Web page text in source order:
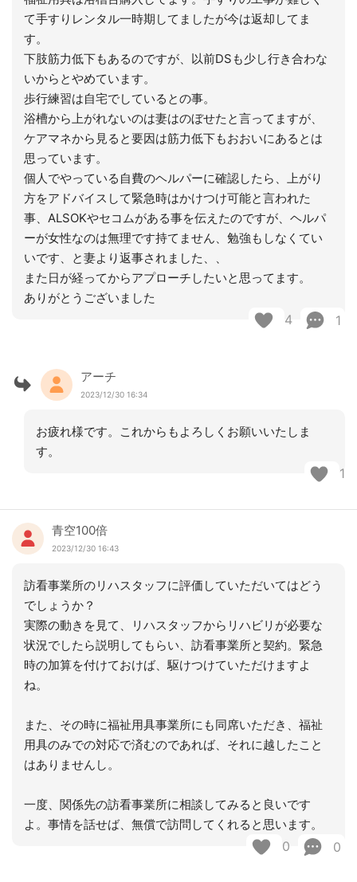
て手すりレンタル一時期してましたが今は返却してま
す。
下肢筋力低下もあるのですが、以前DSも少し行き合わな
いからとやめています。
歩行練習は自宅でしているとの事。
浴槽から上がれないのは妻はのぼせたと言ってますが、
ケアマネから見ると要因は筋力低下もおおいにあるとは
思っています。
個人でやっている自費のヘルパーに確認したら、上がり
方をアドバイスして緊急時はかけつけ可能と言われた
事、ALSOKやセコムがある事を伝えたのですが、ヘルパ
ーが女性なのは無理です持てません、勉強もしなくてい
いです、と妻より返事されました、、
また日が経ってからアプローチしたいと思ってます。
ありがとうございました
4 1
アーチ
2023/12/30 16:34
お疲れ様です。これからもよろしくお願いいたしま
す。
1
青空100倍
2023/12/30 16:43
訪看事業所のリハスタッフに評価していただいてはどう
でしょうか？
実際の動きを見て、リハスタッフからリハビリが必要な
状況でしたら説明してもらい、訪看事業所と契約。緊急
時の加算を付けておけば、駆けつけていただけますよ
ね。
また、その時に福祉用具事業所にも同席いただき、福祉
用具のみでの対応で済むのであれば、それに越したこと
はありませんし。
一度、関係先の訪看事業所に相談してみると良いです
よ。事情を話せば、無償で訪問してくれると思います。
0 0